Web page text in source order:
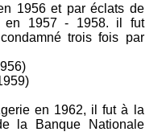
1956 et par éclats de
en 1957 - 1958. il fut
trois fois par
en 1962, il fut à la
la Banque Nationale